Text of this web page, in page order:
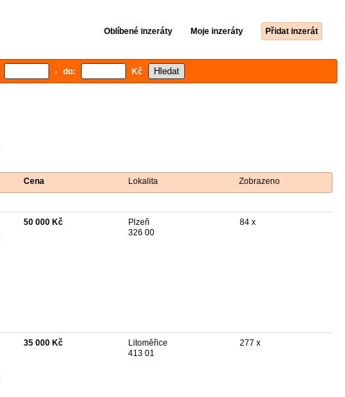
Oblíbené inzeráty Moje inzeráty Přidat inzerát
- do: Kč
Cena Lokalita Zobrazeno
50 000 Kč
Plzeň
326 00
84 x
35 000 Kč
Litoměřice
413 01
277 x